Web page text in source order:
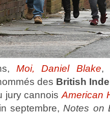
Moi, Daniel Blake,
des British
jury cannoisAmerican
septembre,Notes on